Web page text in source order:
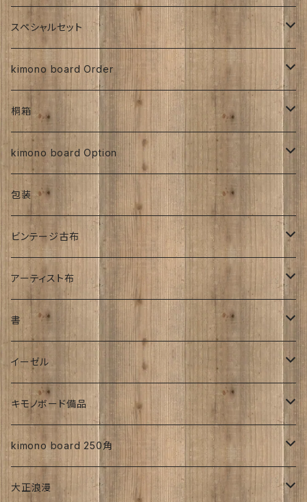
大正着物 ビンテージ品
京友禅
銘仙
その他、紅型、ろうけつ
その他、紅型、ろうけつ等
型染め
その他、紅型、ろうけつ等
交織
大正浪漫
ビンテージ古布
ち江すさん
工房チリントゥさん
紅型染め
京友禅
金彩加工
大正着物｜古布
子供
その他
交織
大正浪漫
ビンテージ古布
書入り
伊藤瑞賢氏
ち江すさん
ろうけつ染め
人絹
その他
ち江すさん
正絹
明治着物
大正着物
昭和初期着物
昭和中期着物
平成着物
アンティーク
刺繍入り
帯
人絹
金彩加工
その他
ち江すさん
銘仙
スペシャルセット
太山寺SET ／ 珈琲と焼き菓子セット
お茶と和菓子セット
太山寺SELECT ／ 珈琲＆amp;焼き菓子セット
kimono board Order
正絹
大正着物
人絹
その他
桐箱
270角
オーダーサイズ
kimono board Option
正絹
人絹
その他
包装
ビンテージ古布
明治時代
大正時代
昭和初期S25年前
お花
アーティスト布
工房チリントゥさん
ち江すさん
詩入り
沖縄：カタチキ
愛知:アイヒラコ
書
伊藤瑞賢氏
雑誌
CLasism
イーゼル
27ｃｍサイズから上
キモノボード備品
イーゼル
文字入れ
kimono board 250角
平成着物
大正浪漫